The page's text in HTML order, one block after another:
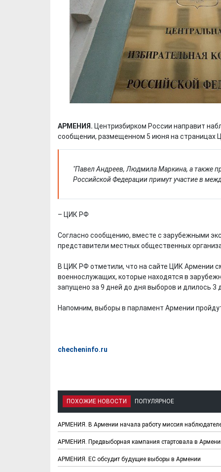
АРМЕНИЯ. Центризбирком России направит
сообщении, размещенном 5 июня на страницах
"Павел Андреев, Людмила Маркина, а также
Российской Федерации примут участие в
– ЦИК РФ
Согласно сообщению, вместе с зарубежными
представители местных общественных
В ЦИК РФ отметили, что на сайте ЦИК Армении
военнослужащих, которые находятся в
запущено за 9 дней до дня выборов и длилось 3
Напомним, выборы в парламент Армении
checheninfo.ru
ПОХОЖИЕ НОВОСТИ ПОПУЛЯРНОЕ
АРМЕНИЯ. В Армении начала работу миссия
АРМЕНИЯ. Предвыборная кампания стартовала в
АРМЕНИЯ. ЕС обсудит будущие выборы в Армении